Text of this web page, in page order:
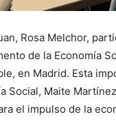
Rosa Melchor,
de la Economía
en Madrid. Esta
Social, Maite
el impulso de la